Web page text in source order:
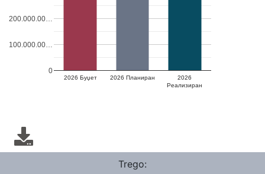
2026 Буџет 2026 Планиран
2026
Реализиран
0
100.000.00…
200.000.00…
Trego: